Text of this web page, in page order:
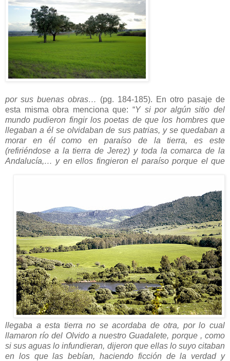
por sus buenas obras… (pg. 184-185). En otro pasaje de
esta misma obra menciona que: “Y si por algún sitio del
mundo pudieron fingir los poetas de que los hombres que
llegaban a él se olvidaban de sus patrias, y se quedaban a
morar en él como en paraíso de la tierra, es este
(refiriéndose a la tierra de Jerez) y toda la comarca de la
Andalucía,… y en ellos fingieron el paraíso porque el que
llegaba a esta tierra no se acordaba de otra, por lo cual
llamaron río del Olvido a nuestro Guadalete, porque , como
si sus aguas lo infundieran, dijeron que ellas lo suyo citaban
en los que las bebían, haciendo ficción de la verdad y